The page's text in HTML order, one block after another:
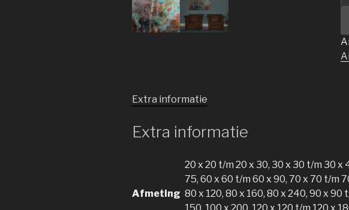
Extra informatie
Extra informatie
Afmeting
20 x 20 t/m 20 x 30, 30 x 30 t/m 30
75, 60 x 60 t/m 60 x 90, 70 x 70 t/m
80 x 120, 80 x 160, 80 x 240, 90 x 90